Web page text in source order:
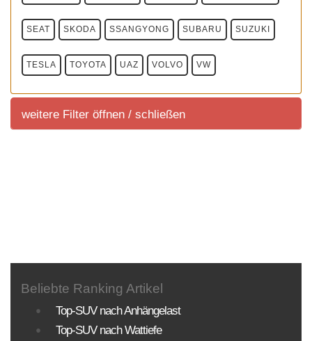
SEAT SKODA SSANGYONG SUBARU SUZUKI
TESLA TOYOTA UAZ VOLVO VW
weitere Filter öffnen / schließen
KLASSEN MOTORISIERUNG
PREISE
Beliebte Ranking Artikel
Top-SUV nach Anhängelast
Top-SUV nach Wattiefe